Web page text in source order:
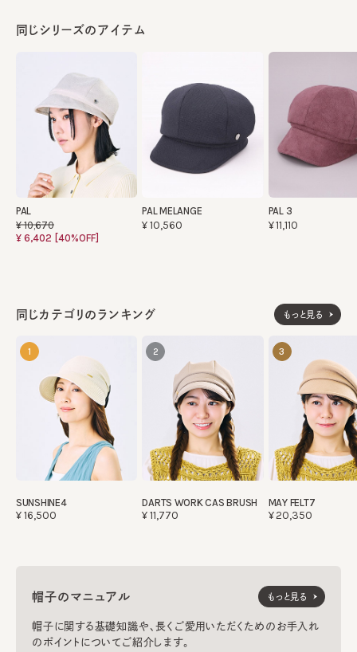
同じシリーズのアイテム
PAL
¥10,670
¥6,402 [40%OFF]
PAL MELANGE
¥10,560
PAL 3
¥11,110
同じカテゴリのランキング もっと見る
1
SUNSHINE4
¥16,500
2
DARTS WORK CAS BRUSH
¥11,770
3
MAY FELT7
¥20,350
帽子のマニュアル
帽子に関する基礎知識や、長くご愛用いただくためのお手入れ
のポイントについてご紹介します。
もっと見る